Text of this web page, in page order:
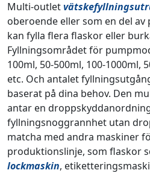
Multi-outlet
oberoende eller som en del
kan fylla flera flaskor eller
Fyllningsområdet för
100ml, 50-500ml, 100-1000ml,
etc. Och antalet
baserat på dina behov. Den
antar en
fyllningsnoggrannhet utan
matcha med andra maskiner
produktionslinje, som flaskor
lockmaskin,